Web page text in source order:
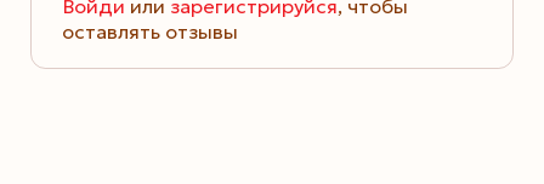
Войди или зарегистрируйся, чтобы
оставлять отзывы